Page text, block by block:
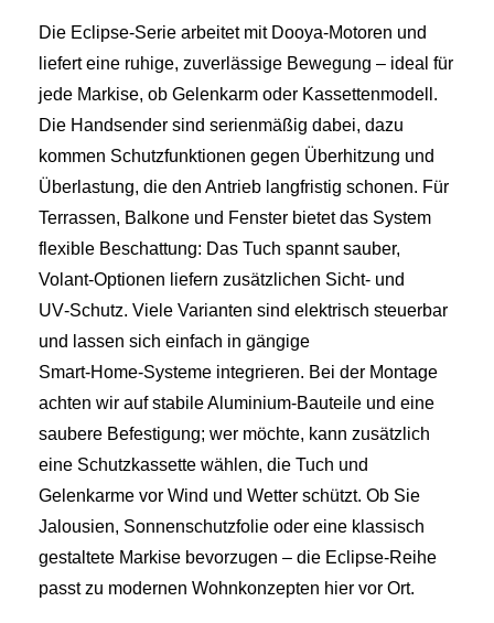
Die Eclipse‑Serie arbeitet mit Dooya‑Motoren und
liefert eine ruhige, zuverlässige Bewegung – ideal für
jede Markise, ob Gelenkarm oder Kassettenmodell.
Die Handsender sind serienmäßig dabei, dazu
kommen Schutzfunktionen gegen Überhitzung und
Überlastung, die den Antrieb langfristig schonen. Für
Terrassen, Balkone und Fenster bietet das System
flexible Beschattung: Das Tuch spannt sauber,
Volant‑Optionen liefern zusätzlichen Sicht‑ und
UV‑Schutz. Viele Varianten sind elektrisch steuerbar
und lassen sich einfach in gängige
Smart‑Home‑Systeme integrieren. Bei der Montage
achten wir auf stabile Aluminium‑Bauteile und eine
saubere Befestigung; wer möchte, kann zusätzlich
eine Schutzkassette wählen, die Tuch und
Gelenkarme vor Wind und Wetter schützt. Ob Sie
Jalousien, Sonnenschutzfolie oder eine klassisch
gestaltete Markise bevorzugen – die Eclipse‑Reihe
passt zu modernen Wohnkonzepten hier vor Ort.